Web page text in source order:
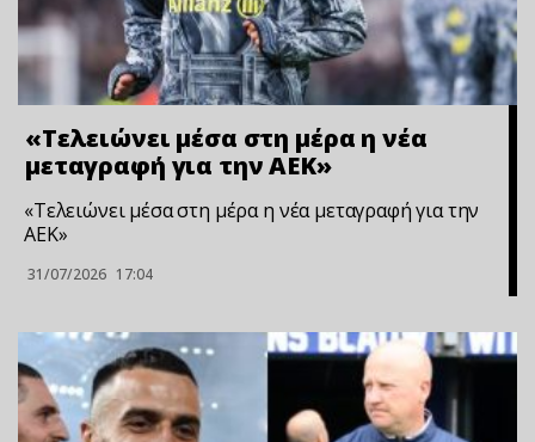
«Τελειώνει μέσα στη μέρα η νέα
μεταγραφή για την ΑΕΚ»
«Τελειώνει μέσα στη μέρα η νέα μεταγραφή για την
ΑΕΚ»
31/07/2026 17:04